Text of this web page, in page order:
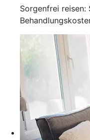
Sorgenfrei reisen: